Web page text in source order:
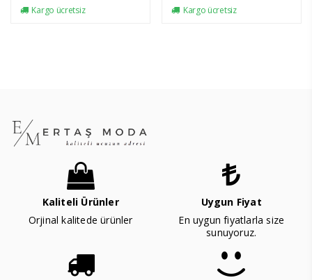
Kargo ücretsiz Kargo ücretsiz
Kaliteli Ürünler
Orjinal kalitede ürünler
Uygun Fiyat
En uygun fiyatlarla size
sunuyoruz.